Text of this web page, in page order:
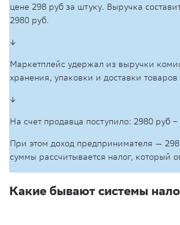
цене 298 руб за штуку. Выручка
2980 руб.
↓
Маркетплейс удержал из выручки
хранения, упаковки и доставки
↓
На счет продавца поступило: 2980 руб
При этом доход предпринимателя —
суммы рассчитывается налог, который
Какие бывают системы